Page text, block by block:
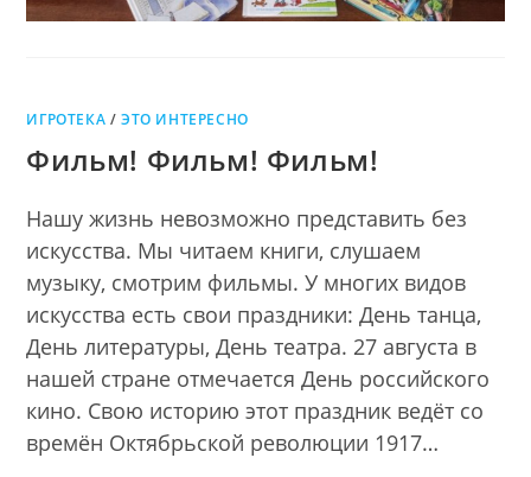
ИГРОТЕКА /ЭТО ИНТЕРЕСНО
Фильм! Фильм! Фильм!
Нашу жизнь невозможно представить без
искусства. Мы читаем книги, слушаем
музыку, смотрим фильмы. У многих видов
искусства есть свои праздники: День танца,
День литературы, День театра. 27 августа в
нашей стране отмечается День российского
кино. Свою историю этот праздник ведёт со
времён Октябрьской революции 1917…